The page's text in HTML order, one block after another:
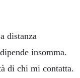
distanza
insomma.
di chi mi contatta.